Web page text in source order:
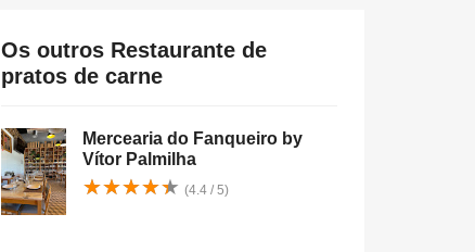
Os outros Restaurante de
pratos de carne
Mercearia do Fanqueiro by
Vítor Palmilha
★★★★★
★★★★★ (4.4 / 5)